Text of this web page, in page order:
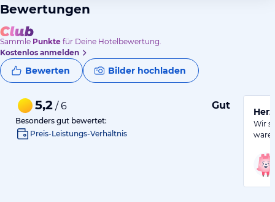
Bewertungen
Sammle Punkte für Deine Hotelbewertung.
Kostenlos anmelden
Bewerten Bilder hochladen
5,2 / 6 Gut
Besonders gut bewertet:
Preis-Leistungs-Verhältnis
Wir